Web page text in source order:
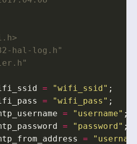
hal-log.h"
= "wifi_ssid" ;
= "wifi_pass" ;
= "username" ;
= "password" ;
=